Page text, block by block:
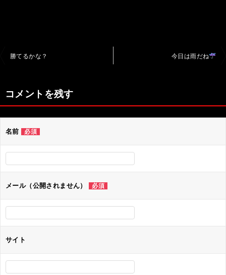
ビ
ゲ
ー
シ
ョ
ン
勝てるかな？ 今日は雨だね
コメントを残す
名前 必須
メール（公開されません） 必須
サイト